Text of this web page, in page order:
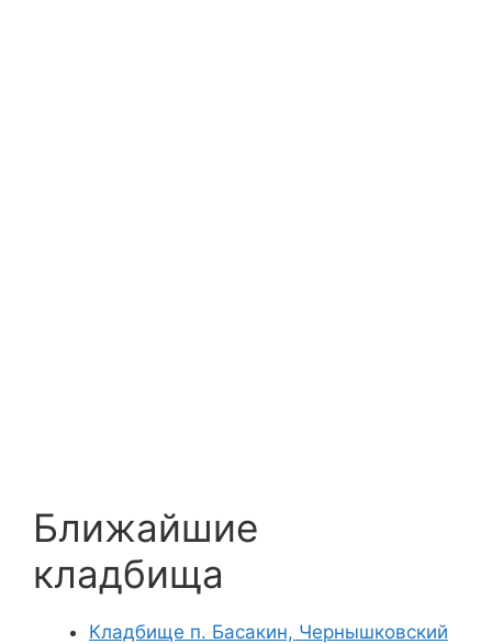
Ближайшие
кладбища
Кладбище п. Басакин, Чернышковский